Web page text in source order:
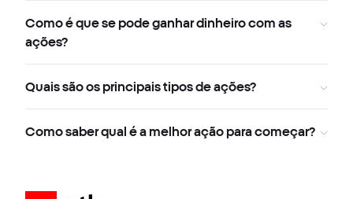
Como é que se pode ganhar dinheiro com as
ações?
Quais são os principais tipos de ações?
Como saber qual é a melhor ação para começar?